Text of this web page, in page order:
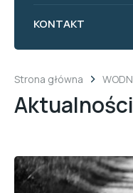
KONTAKT
Strona główna WODN
Aktualności